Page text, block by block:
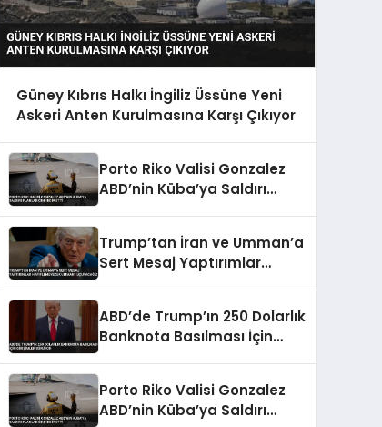
Güney Kıbrıs Halkı İngiliz Üssüne Yeni
Askeri Anten Kurulmasına Karşı Çıkıyor
Porto Riko Valisi Gonzalez
ABD’nin Küba’ya Saldırı
Trump’tan İran ve Umman’a
Sert Mesaj Yaptırımlar
ABD’de Trump’ın 250 Dolarlık
Banknota Basılması İçin
Porto Riko Valisi Gonzalez
ABD’nin Küba’ya Saldırı